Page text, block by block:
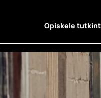
Opiskele